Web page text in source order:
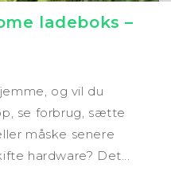
ladeboks –
og vil du
se forbrug, sætte
måske senere
hardware? Det...